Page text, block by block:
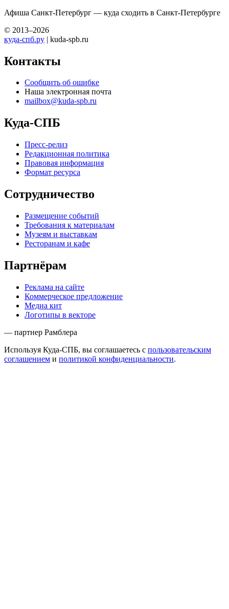
Афиша Санкт-Петербург — куда сходить в Санкт-Петербурге
© 2013–2026
куда-спб.ру | kuda-spb.ru
Контакты
Сообщить об ошибке
Наша электронная почта
mailbox@kuda-spb.ru
Куда-СПБ
Пресс-релиз
Редакционная политика
Правовая информация
Формат ресурса
Сотрудничество
Размещение событий
Требования к материалам
Музеям и выставкам
Ресторанам и кафе
Партнёрам
Реклама на сайте
Коммерческое предложение
Медиа кит
Логотипы в векторе
— партнер Рамблера
Используя Куда-СПБ, вы соглашаетесь с пользовательским
соглашением и политикой конфиденциальности.